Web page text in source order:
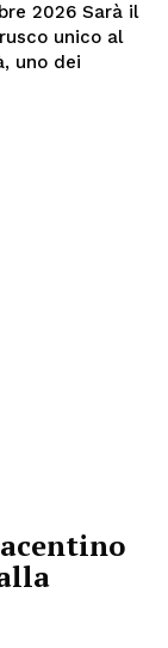
Sarà il
unico al
uno dei